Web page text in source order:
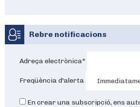
Rebre notificacions
Adreça electrònica*
Freqüència d'alerta
En crear una subscripció, ens